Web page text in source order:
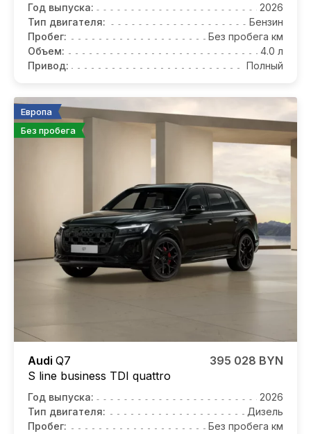
Год выпуска:
2026
Тип двигателя:
Бензин
Пробег:
Без пробега км
Объем:
4.0 л
Привод:
Полный
Европа
Без пробега
Audi Q7
S line business TDI quattro
395 028 BYN
Год выпуска:
2026
Тип двигателя:
Дизель
Пробег:
Без пробега км